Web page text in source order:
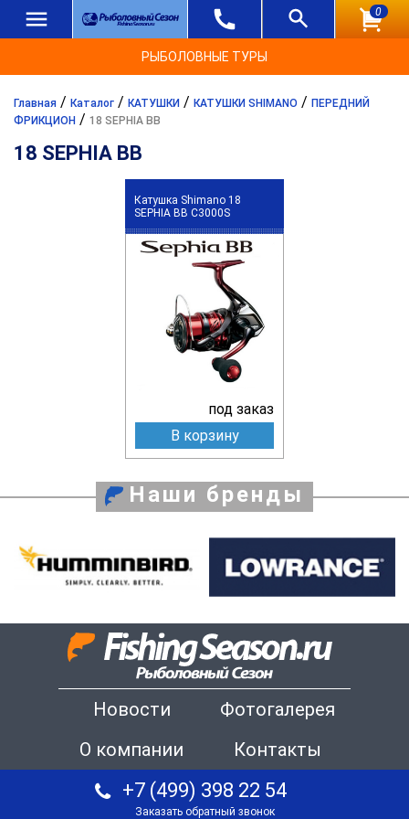
0
РЫБОЛОВНЫЕ ТУРЫ
Главная / Каталог / КАТУШКИ / КАТУШКИ SHIMANO / ПЕРЕДНИЙ
ФРИКЦИОН / 18 SEPHIA BB
18 SEPHIA BB
Катушка Shimano 18
SEPHIA BB C3000S
под заказ
В корзину
Наши бренды
Новости
Фотогалерея
О компании
Контакты
+7 (499) 398 22 54
Заказать обратный звонок